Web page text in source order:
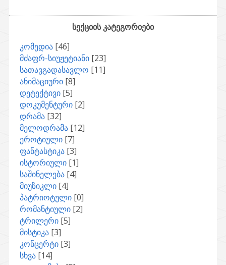
სექციის კატეგორიები
კომედია [46]
მძაფრ-სიუჟეტიანი [23]
სათავგადასავლო [11]
ანიმაციური [8]
დეტექტივი [5]
დოკუმენტური [2]
დრამა [32]
მელოდრამა [12]
ეროტიული [7]
ფანტასტიკა [3]
ისტორიული [1]
საშინელება [4]
მიუზიკლი [4]
პატრიოტული [0]
რომანტიული [2]
ტრილერი [5]
მისტიკა [3]
კონცერტი [3]
სხვა [14]